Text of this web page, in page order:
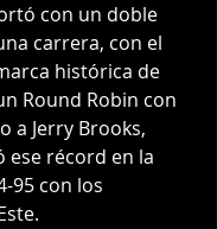
con un doble
carrera, con el
histórica de
Round Robin con
a Jerry Brooks,
ese récord en la
95 con los